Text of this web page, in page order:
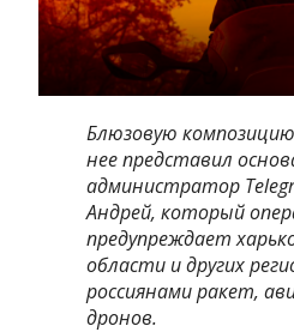
Блюзовую композицию
нее представил
администратор
Андрей, который
предупреждает
области и других
россиянами ракет,
дронов.